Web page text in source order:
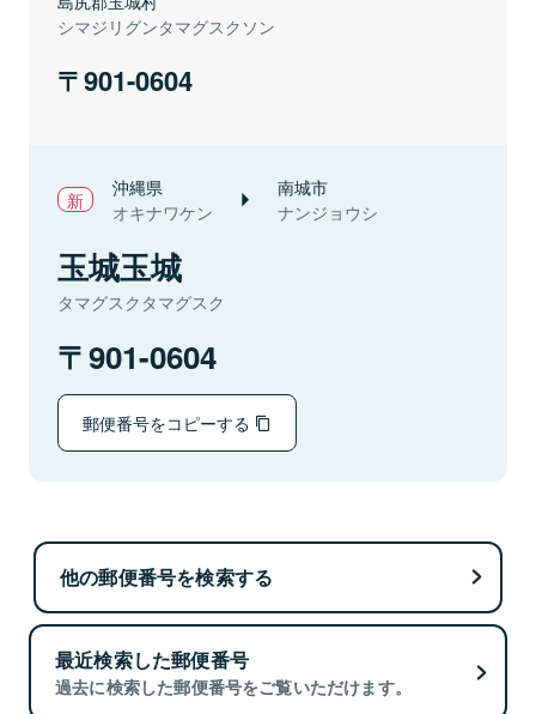
シマジリグンタマグスクソン
901-0604
沖縄県
オキナワケン
南城市
ナンジョウシ
玉城玉城
タマグスクタマグスク
901-0604
郵便番号をコピーする
他の郵便番号を検索する
最近検索した郵便番号
過去に検索した郵便番号をご覧いただけます。